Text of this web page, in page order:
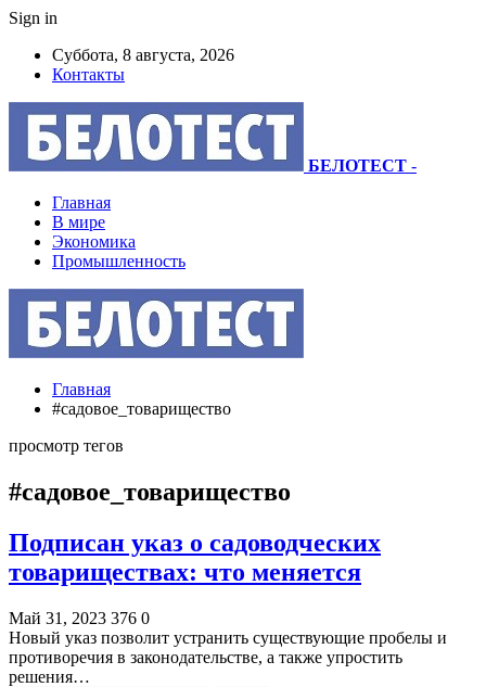
Sign in
Суббота, 8 августа, 2026
Контакты
БЕЛОТЕСТ -
Главная
В мире
Экономика
Промышленность
Главная
#садовое_товарищество
просмотр тегов
#садовое_товарищество
Подписан указ о садоводческих
товариществах: что меняется
Май 31, 2023 376 0
Новый указ позволит устранить существующие пробелы и
противоречия в законодательстве, а также упростить
решения…